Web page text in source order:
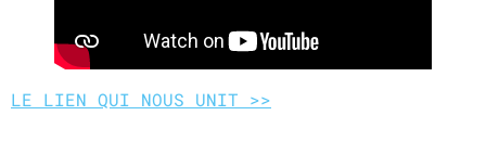
LE LIEN QUI NOUS UNIT >>